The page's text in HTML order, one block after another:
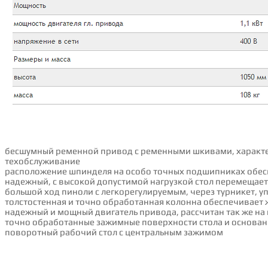
бесшумный ременной привод с ременными шкивами,
техобслуживание
расположение шпинделя на особо точных подшипниках
надежный, с высокой допустимой нагрузкой стол
большой ход пиноли с легкорегулируемым, через турникет,
толстостенная и точно обработанная колонна обеспечивает
надежный и мощный двигатель привода, рассчитан так же
точно обработанные зажимные поверхности стола и
поворотный рабочий стол с центральным зажимом